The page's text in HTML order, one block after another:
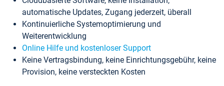
automatische Updates, Zugang jederzeit, überall
Kontinuierliche Systemoptimierung und
Weiterentwicklung
Online Hilfe und kostenloser Support
Keine Vertragsbindung, keine Einrichtungsgebühr, keine
Provision, keine versteckten Kosten